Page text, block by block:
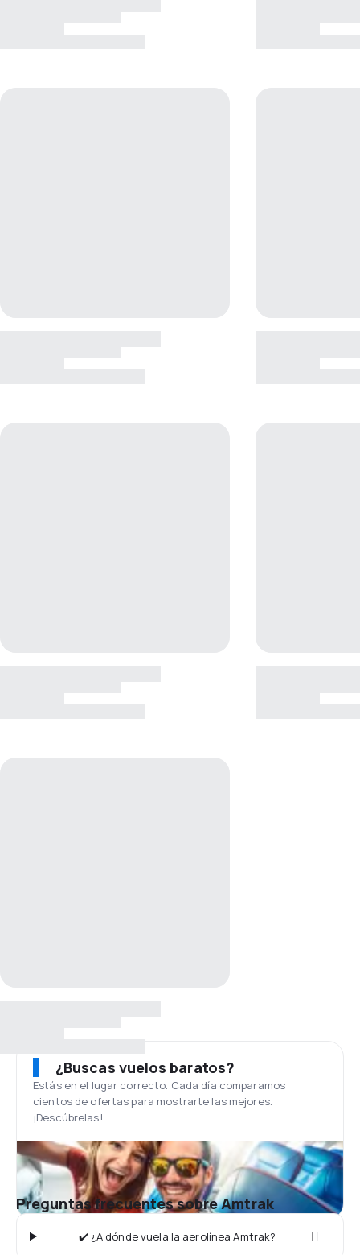
¿Buscas vuelos baratos?
Estás en el lugar correcto. Cada día comparamos
cientos de ofertas para mostrarte las mejores.
¡Descúbrelas!
Preguntas frecuentes sobre Amtrak
✔️ ¿A dónde vuela la aerolínea Amtrak?